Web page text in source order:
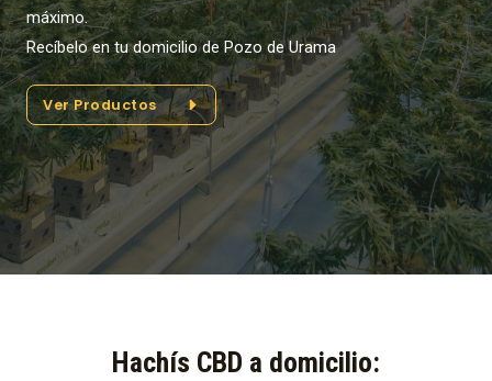
máximo.
Recíbelo en tu domicilio de Pozo de Urama
Ver Productos
Hachís CBD a domicilio:​